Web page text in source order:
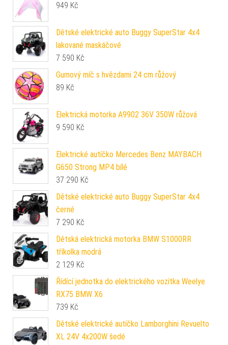
949 Kč
Dětské elektrické auto Buggy SuperStar 4x4
lakované maskáčové
7 590 Kč
Gumový míč s hvězdami 24 cm růžový
89 Kč
Elektrická motorka A9902 36V 350W růžová
9 590 Kč
Elektrické autíčko Mercedes Benz MAYBACH
G650 Strong MP4 bílé
37 290 Kč
Dětské elektrické auto Buggy SuperStar 4x4
černé
7 290 Kč
Dětská elektrická motorka BMW S1000RR
tříkolka modrá
2 129 Kč
Řídící jednotka do elektrického vozítka Weelye
RX75 BMW X6
739 Kč
Dětské elektrické autíčko Lamborghini Revuelto
XL 24V 4x200W šedé